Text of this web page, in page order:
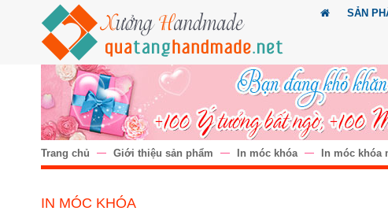
SẢN
Trang chủ Giới thiệu sản phẩm In móc khóa In móc khóa
IN MÓC KHÓA